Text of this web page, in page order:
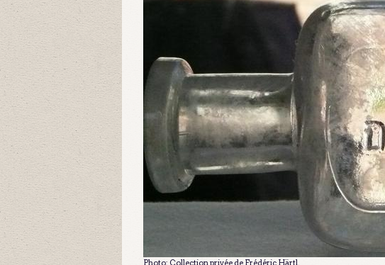
Photo: Collection privée de Frédéric Härtl.